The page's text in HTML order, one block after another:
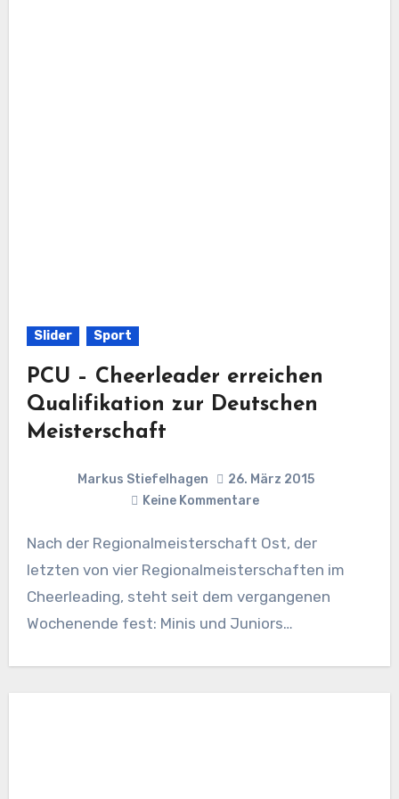
Slider Sport
PCU – Cheerleader erreichen
Qualifikation zur Deutschen
Meisterschaft
Markus Stiefelhagen
26. März 2015
Keine Kommentare
Nach der Regionalmeisterschaft Ost, der
letzten von vier Regionalmeisterschaften im
Cheerleading, steht seit dem vergangenen
Wochenende fest: Minis und Juniors…